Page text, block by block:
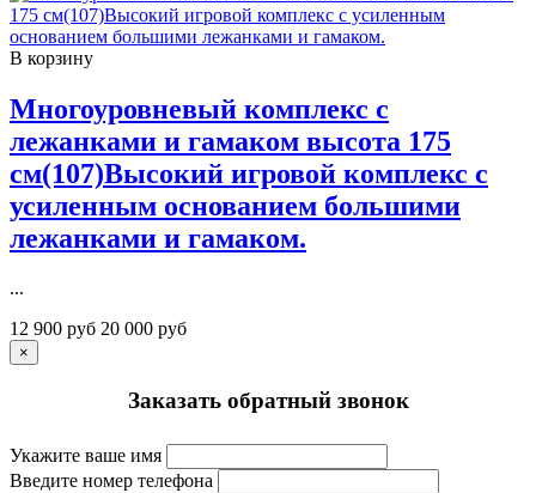
В корзину
Многоуровневый комплекс с
лежанками и гамаком высота 175
см(107)Высокий игровой комплекс с
усиленным основанием большими
лежанками и гамаком.
...
12 900 руб 20 000 руб
×
Заказать обратный звонок
Укажите ваше имя
Введите номер телефона